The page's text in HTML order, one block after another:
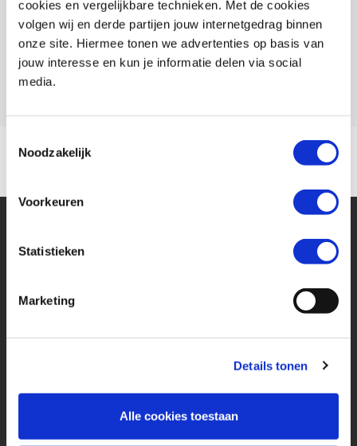
cookies en vergelijkbare technieken. Met de cookies
volgen wij en derde partijen jouw internetgedrag binnen
onze site. Hiermee tonen we advertenties op basis van
jouw interesse en kun je informatie delen via social
media.
Noodzakelijk
Voorkeuren
Statistieken
Marketing
Details tonen
Alle cookies toestaan
Conditie
Occasion
Rijbewijs type
A
Model
TIGER 1200
Financier deze Triumph
Eenvoudig, flexibel en verantwoord lenen. Het MotoPort Flexplan.
€ 8.500,-